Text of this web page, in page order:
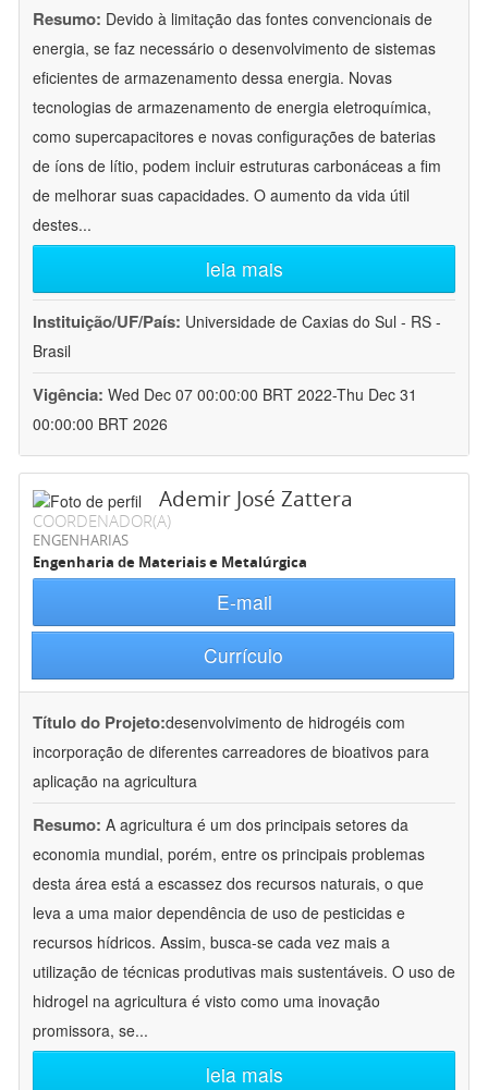
Resumo: Devido à limitação das fontes convencionais de
energia, se faz necessário o desenvolvimento de sistemas
eficientes de armazenamento dessa energia. Novas
tecnologias de armazenamento de energia eletroquímica,
como supercapacitores e novas configurações de baterias
de íons de lítio, podem incluir estruturas carbonáceas a fim
de melhorar suas capacidades. O aumento da vida útil
destes...
leia mais
Instituição/UF/País: Universidade de Caxias do Sul - RS -
Brasil
Vigência: Wed Dec 07 00:00:00 BRT 2022-Thu Dec 31
00:00:00 BRT 2026
Ademir José Zattera
COORDENADOR(A)
ENGENHARIAS
Engenharia de Materiais e Metalúrgica
E-mail
Currículo
Título do Projeto:desenvolvimento de hidrogéis com
incorporação de diferentes carreadores de bioativos para
aplicação na agricultura
Resumo: A agricultura é um dos principais setores da
economia mundial, porém, entre os principais problemas
desta área está a escassez dos recursos naturais, o que
leva a uma maior dependência de uso de pesticidas e
recursos hídricos. Assim, busca-se cada vez mais a
utilização de técnicas produtivas mais sustentáveis. O uso de
hidrogel na agricultura é visto como uma inovação
promissora, se...
leia mais